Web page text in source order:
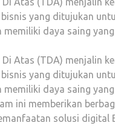
yang ditujukan
daya saing
Atas (TDA) menjalin
yang ditujukan
daya saing
ini memberikan
solusi digital